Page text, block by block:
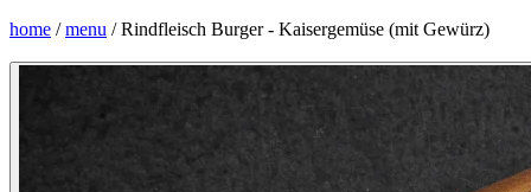
home / menu / Rindfleisch Burger - Kaisergemüse (mit Gewürz)